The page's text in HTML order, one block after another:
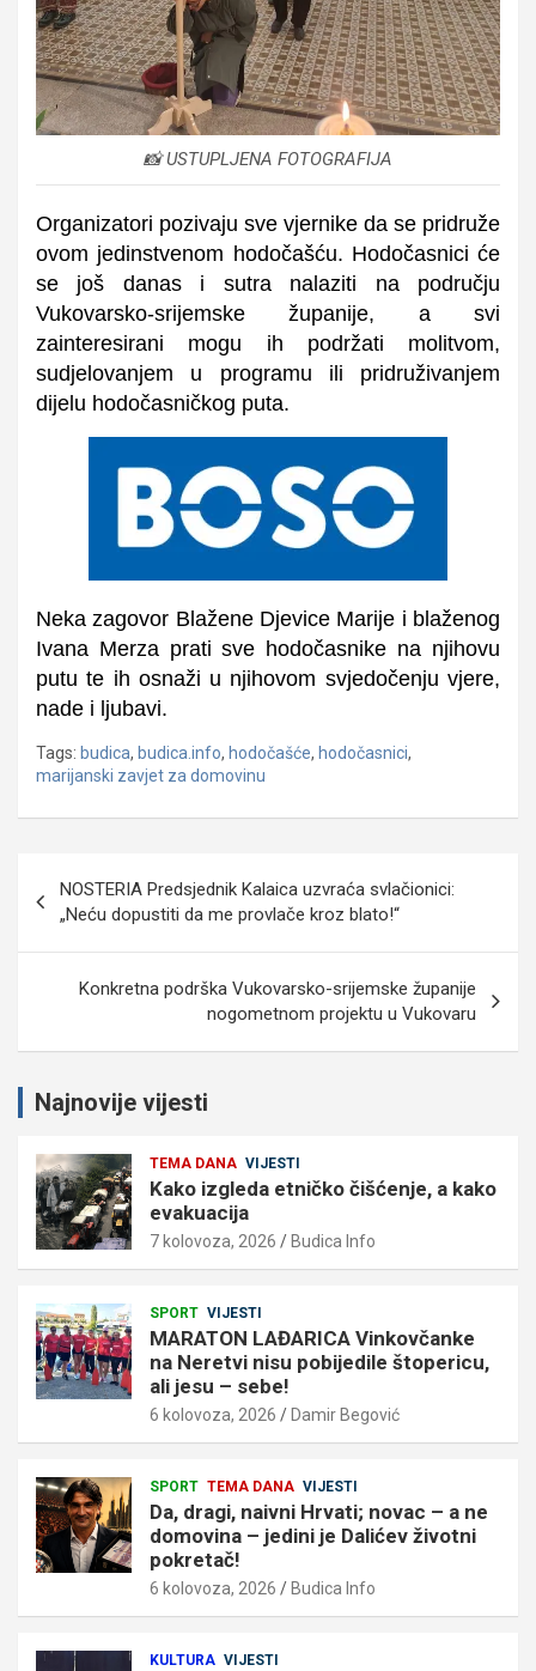
📸 USTUPLJENA FOTOGRAFIJA
Organizatori pozivaju sve vjernike da se pridruže
ovom jedinstvenom hodočašću. Hodočasnici će
se još danas i sutra nalaziti na području
Vukovarsko-srijemske županije, a svi
zainteresirani mogu ih podržati molitvom,
sudjelovanjem u programu ili pridruživanjem
dijelu hodočasničkog puta.
Neka zagovor Blažene Djevice Marije i blaženog
Ivana Merza prati sve hodočasnike na njihovu
putu te ih osnaži u njihovom svjedočenju vjere,
nade i ljubavi.
Tags: budica, budica.info, hodočašće, hodočasnici,
marijanski zavjet za domovinu
objava
NOSTERIA Predsjednik Kalaica uzvraća svlačionici:
„Neću dopustiti da me provlače kroz blato!“
Konkretna podrška Vukovarsko-srijemske županije
nogometnom projektu u Vukovaru
Najnovije vijesti
TEMA DANA VIJESTI
Kako izgleda etničko čišćenje, a kako
evakuacija
7 kolovoza, 2026 Budica Info
SPORT VIJESTI
MARATON LAĐARICA Vinkovčanke
na Neretvi nisu pobijedile štopericu,
ali jesu – sebe!
6 kolovoza, 2026 Damir Begović
SPORT TEMA DANA VIJESTI
Da, dragi, naivni Hrvati; novac – a ne
domovina – jedini je Dalićev životni
pokretač!
6 kolovoza, 2026 Budica Info
KULTURA VIJESTI